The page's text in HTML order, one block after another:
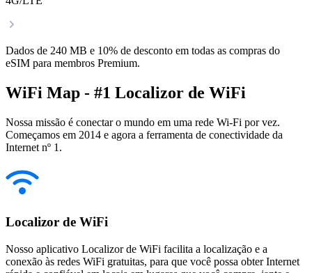
Dados de 240 MB e 10% de desconto em todas as compras do
eSIM para membros Premium.
WiFi Map - #1 Localizor de WiFi
Nossa missão é conectar o mundo em uma rede Wi-Fi por vez.
Começamos em 2014 e agora a ferramenta de conectividade da
Internet nº 1.
Localizor de WiFi
Nosso aplicativo Localizor de WiFi facilita a localização e a
conexão às redes WiFi gratuitas, para que você possa obter Internet